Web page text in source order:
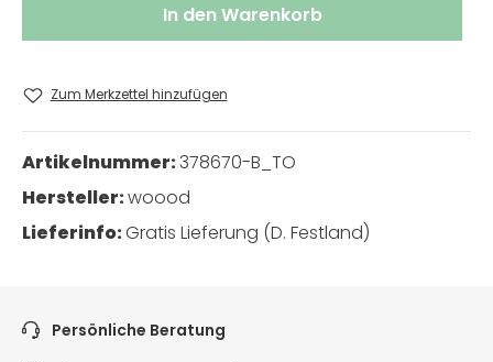
In den Warenkorb
Zum Merkzettel hinzufügen
Artikelnummer:378670-B_TO
Hersteller:woood
Lieferinfo:Gratis Lieferung (D. Festland)
Persönliche Beratung